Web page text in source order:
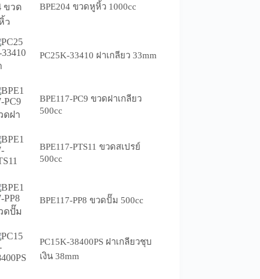
BPE204 ขวดหูหิ้ว 1000cc
PC25K-33410 ฝาเกลียว 33mm
BPE117-PC9 ขวดฝาเกลียว
500cc
BPE117-PTS11 ขวดสเปรย์
500cc
BPE117-PP8 ขวดปั๊ม 500cc
PC15K-38400PS ฝาเกลียวชุบ
เงิน 38mm